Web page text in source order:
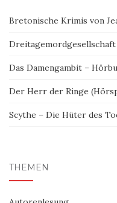
Bretonische Krimis von
Das Damengambit –
Der Herr der Ringe
Scythe – Die Hüter des
THEMEN